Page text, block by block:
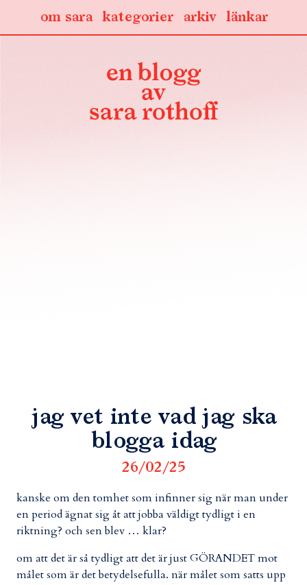
länkar
arkiv
kategorier
om sara
jag vet inte vad jag ska
blogga idag
26/02/25
kanske om den tomhet som infinner sig när man under
en period ägnat sig åt att jobba väldigt tydligt i en
riktning? och sen blev … klar?
om att det är så tydligt att det är just GÖRANDET mot
målet som är det betydelsefulla. när målet som satts upp